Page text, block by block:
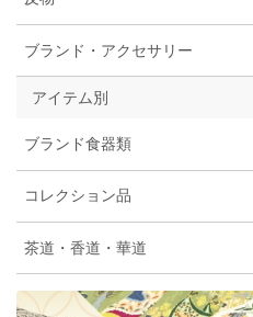
ブランド・アクセサリー
アイテム別
ブランド食器類
コレクション品
茶道・香道・華道